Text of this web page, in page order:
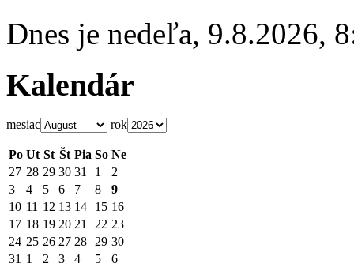
Dnes je nedeľa, 9.8.2026,
Kalendár
mesiac rok
Po Ut St Št Pia So Ne
27 28 29 30 31 1
2
3
4 5 6 7 8
9
10 11 12 13 14 15 16
17 18 19 20 21 22 23
24 25 26 27 28 29 30
31 1 2 3 4 5 6